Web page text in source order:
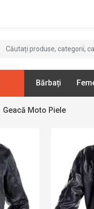
Bărbați
Geacă Moto Piele